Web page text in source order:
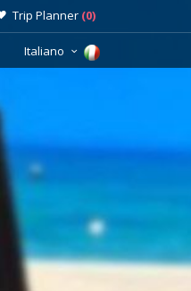
Trip Planner (0)
Italiano